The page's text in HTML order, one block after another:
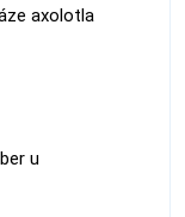
axolotla
u